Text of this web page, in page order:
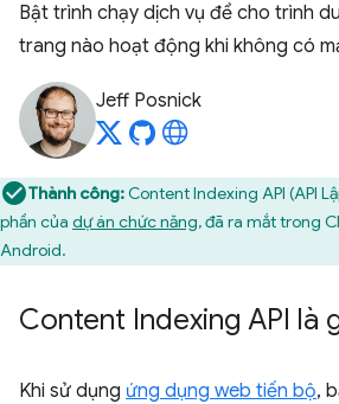
Bật trình chạy dịch vụ để cho trình
trang nào hoạt động khi không có
Jeff Posnick
Thành công:Content Indexing API (API
phần của dự án chức năng, đã ra mắt trong
Android.
Content Indexing API là
Khi sử dụng ứng dụng web tiến bộ,